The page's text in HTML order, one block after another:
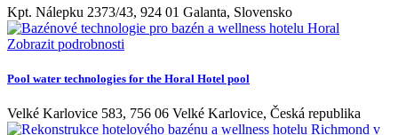
Kpt. Nálepku 2373/43, 924 01 Galanta, Slovensko
Zobrazit podrobnosti
Pool water technologies for the Horal Hotel pool
Velké Karlovice 583, 756 06 Velké Karlovice, Česká republika